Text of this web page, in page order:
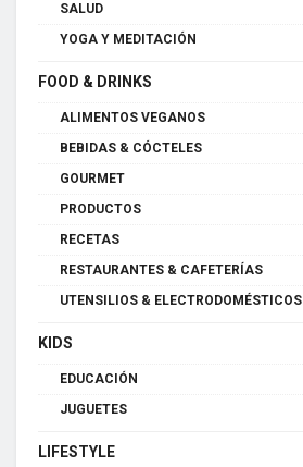
SALUD
YOGA Y MEDITACIÓN
FOOD & DRINKS
ALIMENTOS VEGANOS
BEBIDAS & CÓCTELES
GOURMET
PRODUCTOS
RECETAS
RESTAURANTES & CAFETERÍAS
UTENSILIOS & ELECTRODOMÉSTICOS
KIDS
EDUCACIÓN
JUGUETES
LIFESTYLE